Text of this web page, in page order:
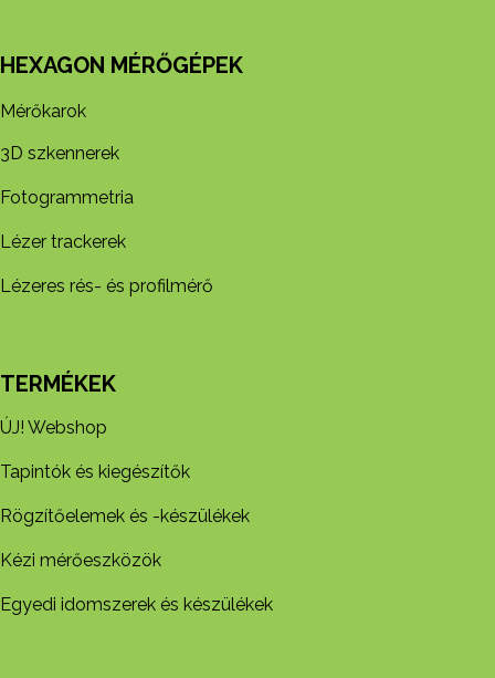
HEXAGON MÉRŐGÉPEK
Mérőkarok
3D szkennerek
Fotogrammetria
Lézer trackerek
Lézeres rés- és profilmérő
TERMÉKEK
ÚJ! Webshop
Tapintók és kiegészítők
Rögzítőelemek és -készül​ékek
Kézi mérőeszközök
Egyedi idomszerek és készülékek